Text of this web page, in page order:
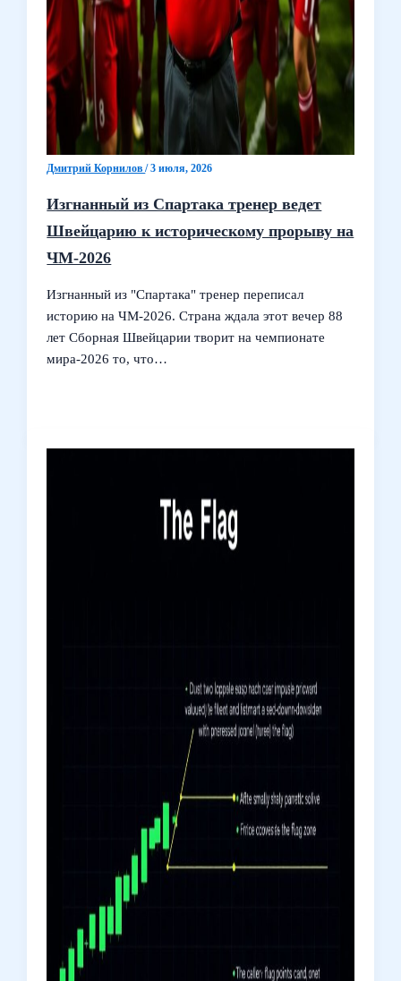
Дмитрий Корнилов/3 июля, 2026
Изгнанный из Спартака тренер ведет
Швейцарию к историческому прорыву на
ЧМ‑2026
Изгнанный из "Спартака" тренер переписал
историю на ЧМ‑2026. Страна ждала этот вечер 88
лет Сборная Швейцарии творит на чемпионате
мира‑2026 то, что…